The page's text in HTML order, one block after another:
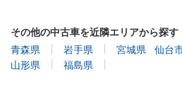
その他の中古車を近隣エリアから探す
青森県
岩手県 宮城県 仙台
山形県
福島県